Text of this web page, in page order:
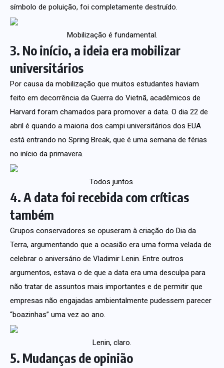
símbolo de poluição, foi completamente destruído.
Mobilização é fundamental.
3. No início, a ideia era mobilizar
universitários
Por causa da mobilização que muitos estudantes haviam
feito em decorrência da Guerra do Vietnã, acadêmicos de
Harvard foram chamados para promover a data. O dia 22 de
abril é quando a maioria dos campi universitários dos EUA
está entrando no Spring Break, que é uma semana de férias
no início da primavera.
Todos juntos.
4. A data foi recebida com críticas
também
Grupos conservadores se opuseram à criação do Dia da
Terra, argumentando que a ocasião era uma forma velada de
celebrar o aniversário de Vladimir Lenin. Entre outros
argumentos, estava o de que a data era uma desculpa para
não tratar de assuntos mais importantes e de permitir que
empresas não engajadas ambientalmente pudessem parecer
“boazinhas” uma vez ao ano.
Lenin, claro.
5. Mudanças de opinião